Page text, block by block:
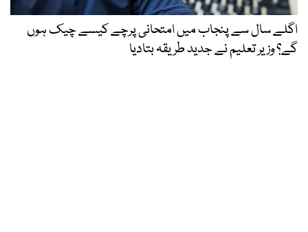
اگلے سال سے پنجاب میں امتحانی پرچے کیسے چیک ہوں
گے؟ وزیر تعلیم نے جدید طریقہ بتادیا